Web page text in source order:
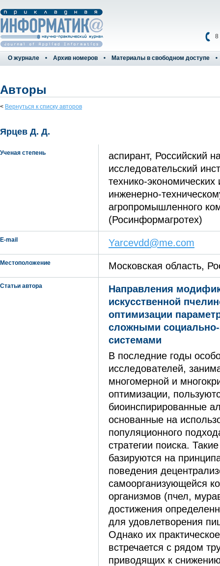
8
О журнале Архив номеров Материалы в свободном доступе
Авторы
< Вернуться к списку авторов
Ярцев Д. Д.
Ученая степень
аспирант, Российский
исследовательский
технико-
инженерно-
агропромышленного
(Росинформагротех)
E-mail Yarcevdd@me.com
Местоположение Московская область,
Статьи автора
Направления
искусственной
оптимизации
сложными
системами
В последние годы
исследователей,
многомерной и
оптимизации,
биоинспирированные
основанные на
популяционного
стратегии поиска.
базируются на
поведения
самоорганизующейся
организмов (пчел,
достижения
для удовлетворения
Однако их
встречается с рядом
приводящих к